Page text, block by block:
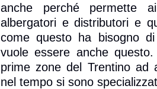
anche perché permette
albergatori e distributori e
come questo ha bisogno
vuole essere anche
prime zone del Trentino ad
nel tempo si sono